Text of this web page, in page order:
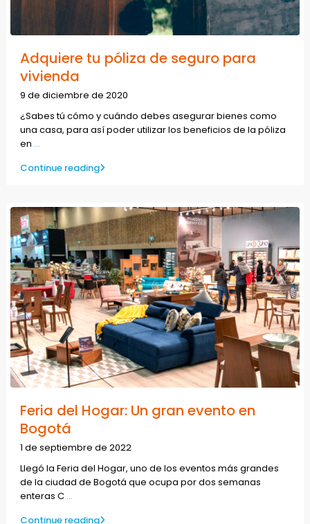
Adquiere tu póliza de seguro para
vivienda
9 de diciembre de 2020
¿Sabes tú cómo y cuándo debes asegurar bienes como
una casa, para así poder utilizar los beneficios de la póliza
en ...
Continue reading
Feria del Hogar: Un gran evento en
Bogotá
1 de septiembre de 2022
Llegó la Feria del Hogar, uno de los eventos más grandes
de la ciudad de Bogotá que ocupa por dos semanas
enteras C ...
Continue reading